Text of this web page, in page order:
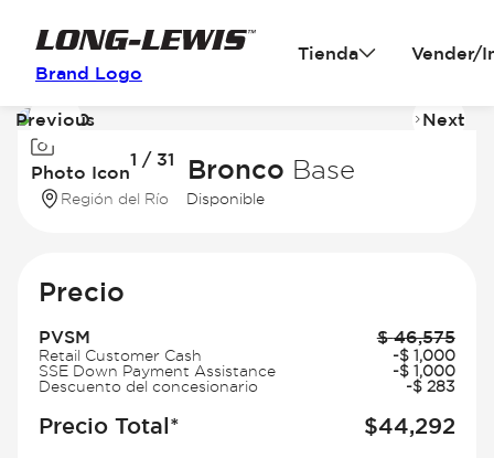
Brand Logo
Tienda Vender/
Image
of
Photo Icon
1 / 31
Previous Next
2026 Ford Bronco Base
Región del Río Disponible
Precio
PVSM $ 46,575
Retail Customer Cash -$ 1,000
SSE Down Payment Assistance
-$ 1,000
Descuento del concesionario
-$ 283
Precio Total* $44,292